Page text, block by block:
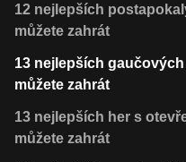
12 nejlepších
můžete zahrát
13 nejlepších
můžete zahrát
13 nejlepších her s
můžete zahrát